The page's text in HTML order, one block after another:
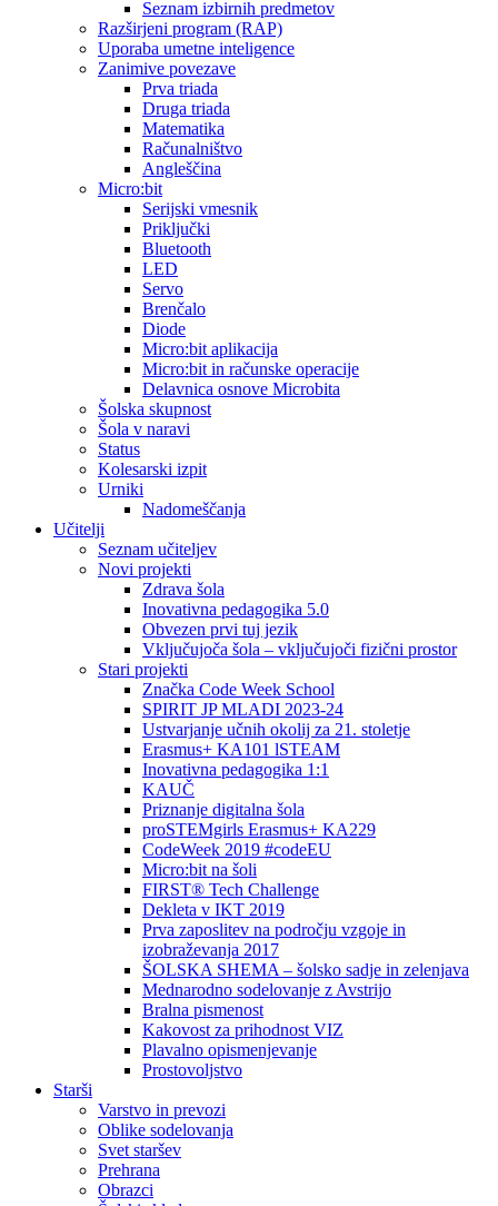
Seznam izbirnih predmetov
Razširjeni program (RAP)
Uporaba umetne inteligence
Zanimive povezave
Prva triada
Druga triada
Matematika
Računalništvo
Angleščina
Micro:bit
Serijski vmesnik
Priključki
Bluetooth
LED
Servo
Brenčalo
Diode
Micro:bit aplikacija
Micro:bit in računske operacije
Delavnica osnove Microbita
Šolska skupnost
Šola v naravi
Status
Kolesarski izpit
Urniki
Nadomeščanja
Učitelji
Seznam učiteljev
Novi projekti
Zdrava šola
Inovativna pedagogika 5.0
Obvezen prvi tuj jezik
Vključujoča šola – vključujoči fizični prostor
Stari projekti
Značka Code Week School
SPIRIT JP MLADI 2023-24
Ustvarjanje učnih okolij za 21. stoletje
Erasmus+ KA101 lSTEAM
Inovativna pedagogika 1:1
KAUČ
Priznanje digitalna šola
proSTEMgirls Erasmus+ KA229
CodeWeek 2019 #codeEU
Micro:bit na šoli
FIRST® Tech Challenge
Dekleta v IKT 2019
Prva zaposlitev na področju vzgoje in
izobraževanja 2017
ŠOLSKA SHEMA – šolsko sadje in zelenjava
Mednarodno sodelovanje z Avstrijo
Bralna pismenost
Kakovost za prihodnost VIZ
Plavalno opismenjevanje
Prostovoljstvo
Starši
Varstvo in prevozi
Oblike sodelovanja
Svet staršev
Prehrana
Obrazci